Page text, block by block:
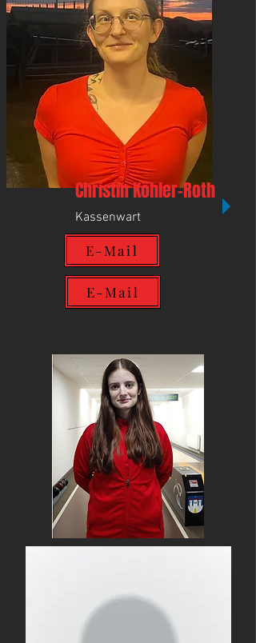
Christin Köhler-Roth
Kassenwart
E-Mail
E-Mail